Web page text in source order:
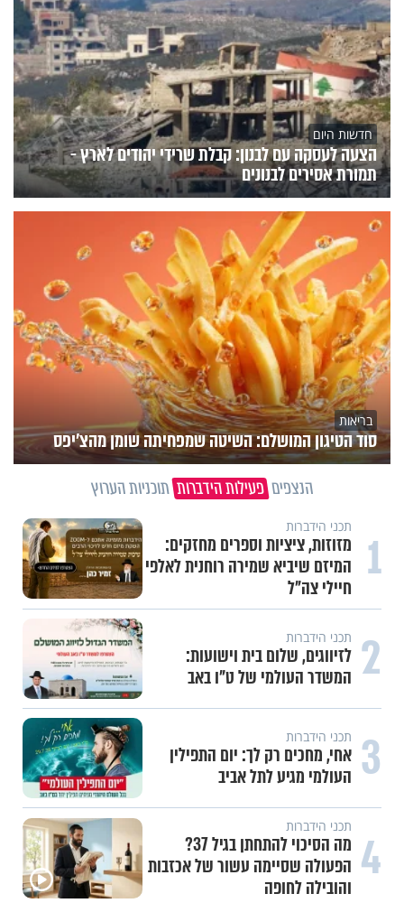
חדשות היום
הצעה לעסקה עם לבנון: קבלת שרידי יהודים לארץ -
תמורת אסירים לבנונים
בריאות
סוד הטיגון המושלם: השיטה שמפחיתה שומן מהצ'יפס
הנצפים פעילות הידברות תוכניות הערוץ
1 תכני הידברות
מזוזות, ציציות וספרים מחזקים:
המיזם שיביא שמירה רוחנית לאלפי
חיילי צה"ל
2 תכני הידברות
לזיווגים, שלום בית וישועות:
המשדר העולמי של ט"ו באב
3 תכני הידברות
אחי, מחכים רק לך: יום התפילין
העולמי מגיע לתל אביב
4 תכני הידברות
מה הסיכוי להתחתן בגיל 37?
הפעולה שסיימה עשור של אכזבות
והובילה לחופה